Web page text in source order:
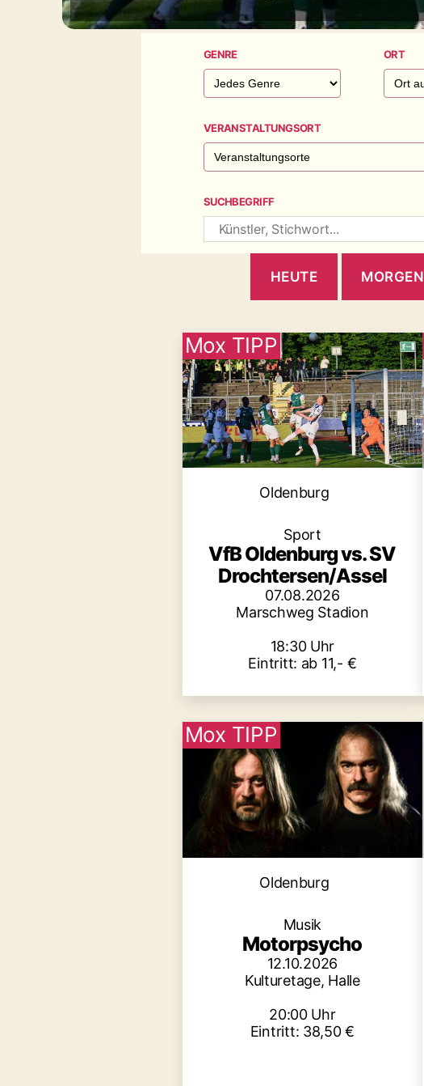
GENRE ORT
VERANSTALTUNGSORT
SUCHBEGRIFF
HEUTE MORGEN
Mox TIPP
Kategorien
Oldenburg
Sport
VfB Oldenburg vs. SV
Drochtersen/Assel
07.08.2026
Marschweg Stadion
18:30 Uhr
Eintritt: ab 11,- €
Mox TIPP
Kategorien
Oldenburg
Musik
Motorpsycho
12.10.2026
Kulturetage, Halle
20:00 Uhr
Eintritt: 38,50 €